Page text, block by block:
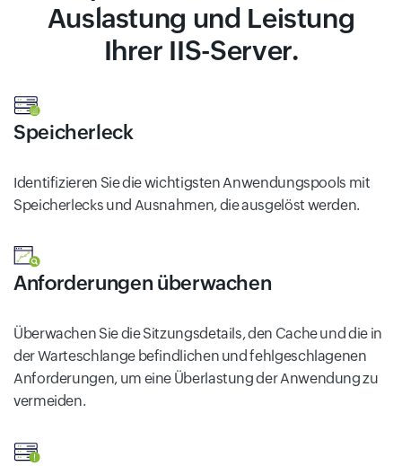
Auslastung und Leistung
Ihrer IIS-Server.
Speicherleck
Identifizieren Sie die wichtigsten Anwendungspools mit
Speicherlecks und Ausnahmen, die ausgelöst werden.
Anforderungen überwachen
Überwachen Sie die Sitzungsdetails, den Cache und die in
der Warteschlange befindlichen und fehlgeschlagenen
Anforderungen, um eine Überlastung der Anwendung zu
vermeiden.